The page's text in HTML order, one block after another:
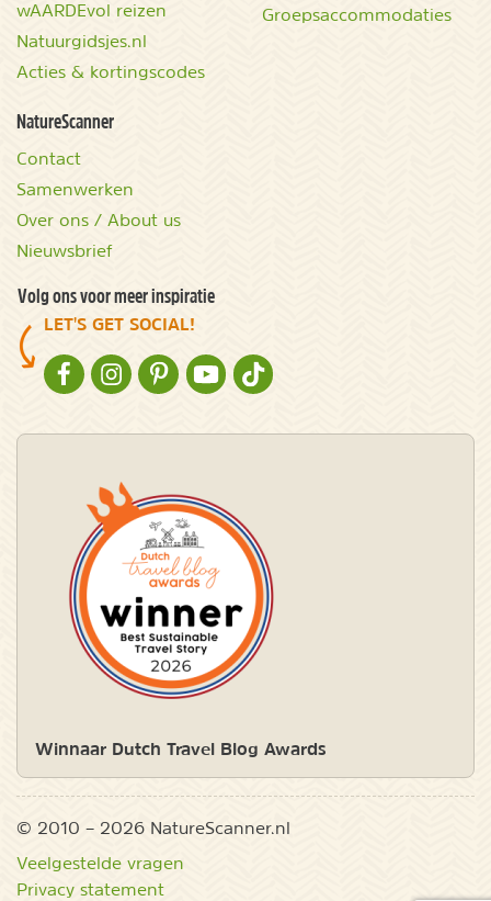
wAARDEvol reizen
Natuurgidsjes.nl
Acties & kortingscodes
Groepsaccommodaties
NatureScanner
Contact
Samenwerken
Over ons / About us
Nieuwsbrief
Volg ons voor meer inspiratie
LET'S GET SOCIAL!
NATURESCANNER OP FACEBOOK
NATURESCANNER OP INSTAGRAM
NATURESCANNER OP PINTEREST
NATURESCANNER OP YOUTUBE
NATURESCANNER OP TIKTOK
Winnaar Dutch Travel Blog Awards
© 2010 – 2026 NatureScanner.nl
Veelgestelde vragen
Privacy statement